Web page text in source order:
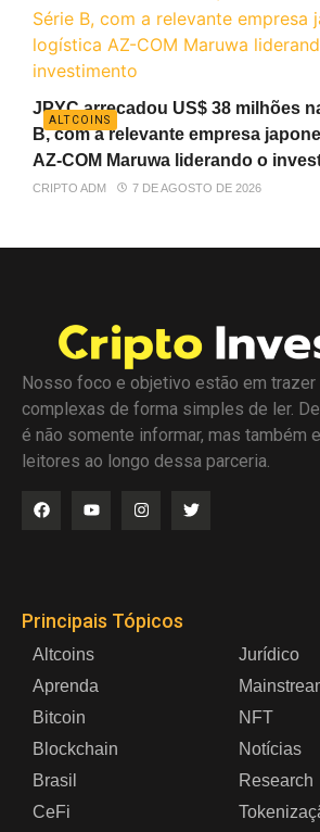
ALTCOINS
JPYC arrecadou US$ 38 milhões
B, com a relevante empresa
AZ-COM Maruwa liderando o
CRIPTO ADM 7 DE AGOSTO DE 2026
Nosso foco e objetivo estão em
complexas de forma simples de ler.
é não somente informar, mas também
leitores ao longo dessa parceria.
Principais Tópicos
Altcoins
Aprenda
Bitcoin
Blockchain
Brasil
CeFi
Jurídico
NFT
Notícias
Research